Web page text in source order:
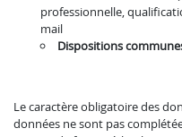
professionnelle,
mail
Dispositions
Le caractère obligatoire des
données ne sont pas